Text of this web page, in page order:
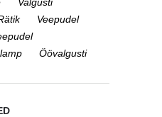
Veepudel
Öövalgusti